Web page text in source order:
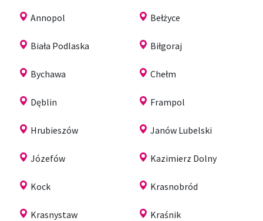
Annopol Bełżyce
Biała Podlaska Biłgoraj
Bychawa Chełm
Dęblin Frampol
Hrubieszów Janów Lubelski
Józefów Kazimierz Dolny
Kock Krasnobród
Krasnystaw Kraśnik